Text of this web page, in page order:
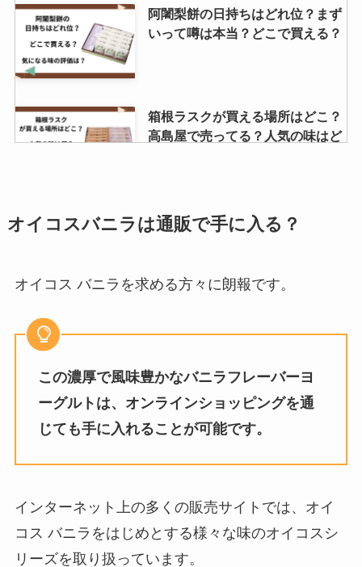
阿闍梨餅の日持ちはどれ位？まず
いって噂は本当？どこで買える？
箱根ラスクが買える場所はどこ？
高島屋で売ってる？人気の味はど
twg紅茶の店舗は日本のどこにあ
豆の蔵元はどこで買える？人気商
チーザ販売中止？売ってない理由
オイコスバニラは通販で手に入る？
オイコス バニラを求める方々に朗報です。
この濃厚で風味豊かなバニラフレーバーヨ
ーグルトは、オンラインショッピングを通
じても手に入れることが可能です。
インターネット上の多くの販売サイトでは、オイ
コス バニラをはじめとする様々な味のオイコスシ
リーズを取り扱っています。